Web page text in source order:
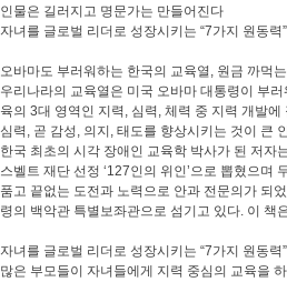
인물은 길러지고 명문가는 만들어진다
자녀를 글로벌 리더로 성장시키는 “7가지 원동력”
오바마도 부러워하는 한국의 교육열, 원금 까먹
우리나라의 교육열은 미국 오바마 대통령이 부
육의 3대 영역인 지력, 심력, 체력 중 지력 개발
심력, 곧 감성, 의지, 태도를 향상시키는 것이 큰
한국 최초의 시각 장애인 교육학 박사가 된 저자
스벨트 재단 선정 ‘127인의 위인’으로 뽑혔으
품고 끝없는 도전과 노력으로 안과 전문의가 되
령의 백악관 특별보좌관으로 섬기고 있다. 이 책
자녀를 글로벌 리더로 성장시키는 “7가지 원동력”
많은 부모들이 자녀들에게 지력 중심의 교육을